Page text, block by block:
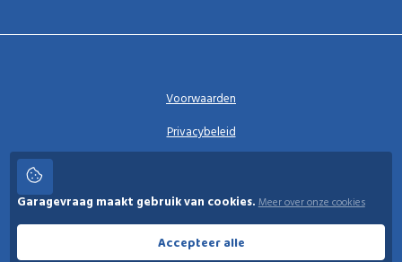
Garagevraag
Voorwaarden
Privacybeleid
Garagevraag maakt gebruik van cookies.Meer over onze cookies
Accepteer alle